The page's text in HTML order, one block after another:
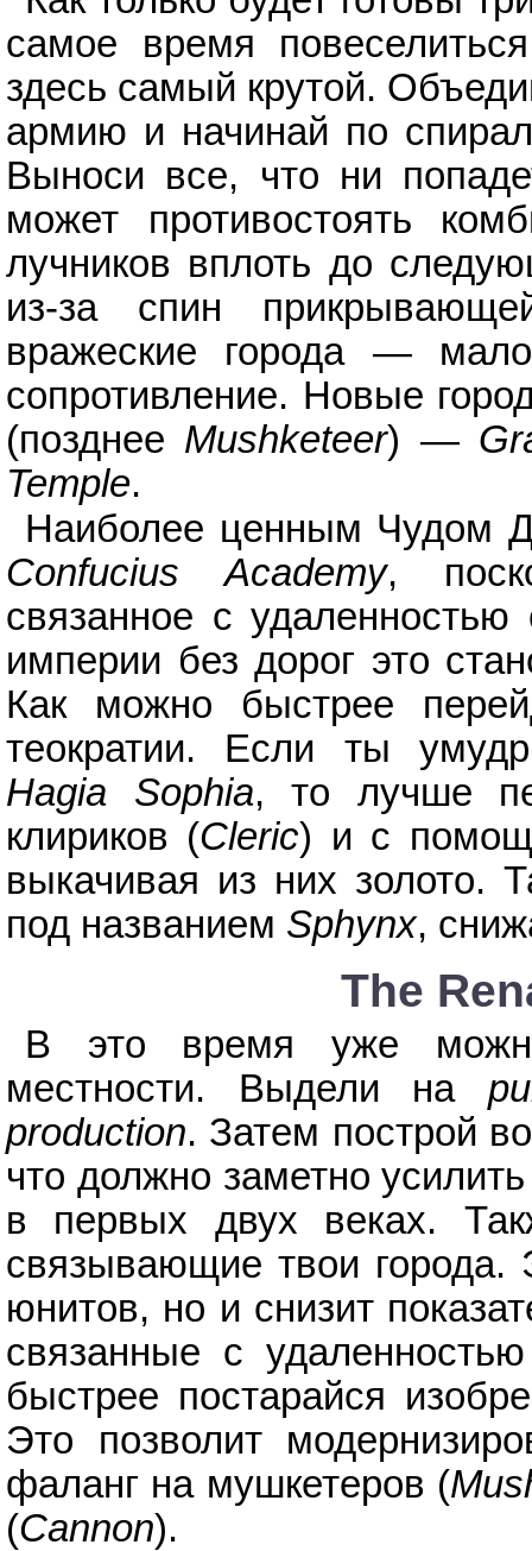
самое время
здесь самый крутой.
армию и начинай по
Выноси все, что ни
может противостоять
лучников вплоть до
из-за спин
вражеские города —
сопротивление. Новые
(позднее Mushketeer) —
Temple.
Наиболее ценным Чудом
Confucius Academy,
связанное с
империи без дорог это
Как можно быстрее
теократии. Если ты
Hagia Sophia, то лучше
клириков (Cleric) и с
выкачивая из них золото.
под названием Sphynx,
The
В это время уже можно
местности. Выдели на
production. Затем построй
что должно заметно
в первых двух веках.
связывающие твои города.
юнитов, но и снизит
связанные с
быстрее постарайся
Это позволит
фаланг на мушкетеров (
(Cannon).